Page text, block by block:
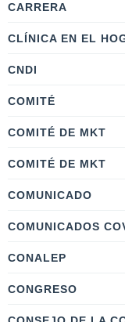
CARRERA
CLÍNICA EN EL
CNDI
COMITÉ
COMITÉ DE MKT
COMITÉ DE MKT
COMUNICADO
COMUNICADOS
CONALEP
CONGRESO